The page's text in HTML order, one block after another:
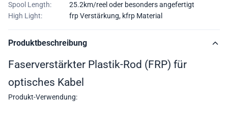
Spool Length:
25.2km/reel oder besonders angefertigt
High Light:
frp Verstärkung, kfrp Material
Produktbeschreibung
Faserverstärkter Plastik-Rod (FRP) für
optisches Kabel
Produkt-Verwendung: